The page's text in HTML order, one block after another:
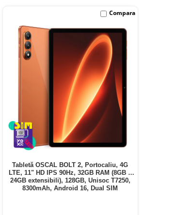
Tabletă OSCAL BOLT 2, Portocaliu, 4G
LTE, 11" HD IPS 90Hz, 32GB RAM (8GB +
24GB extensibili), 128GB, Unisoc T7250,
8300mAh, Android 16, Dual SIM
Compara